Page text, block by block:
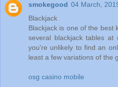
smokegood 04 March,
Blackjack
Blackjack is one of the best
several blackjack tables at
you're unlikely to find an
least a few variations of the
osg casino mobile